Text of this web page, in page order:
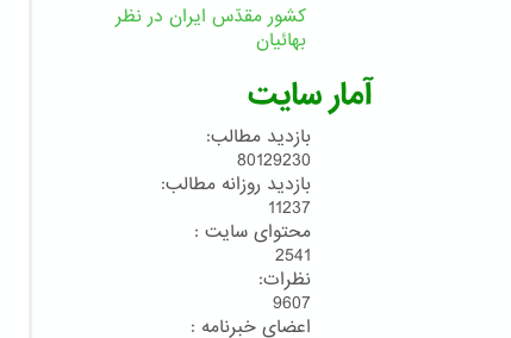
کشور مقدّس ایران در نظر
بهائیان
آمار سایت
بازدید مطالب:
80129230
بازدید روزانه مطالب:
11237
محتوای سایت :
2541
نظرات:
9607
اعضای خبرنامه :